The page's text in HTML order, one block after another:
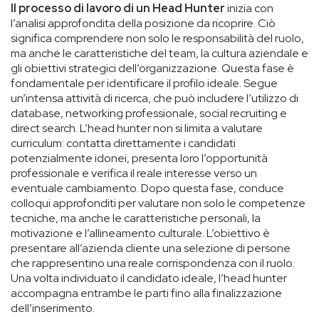
Il processo di lavoro di un Head Hunterinizia con
l’analisi approfondita della posizione da ricoprire. Ciò
significa comprendere non solo le responsabilità del ruolo,
ma anche le caratteristiche del team, la cultura aziendale e
gli obiettivi strategici dell’organizzazione. Questa fase è
fondamentale per identificare il profilo ideale. Segue
un’intensa attività di ricerca, che può includere l’utilizzo di
database, networking professionale, social recruiting e
direct search. L’head hunter non si limita a valutare
curriculum: contatta direttamente i candidati
potenzialmente idonei, presenta loro l’opportunità
professionale e verifica il reale interesse verso un
eventuale cambiamento. Dopo questa fase, conduce
colloqui approfonditi per valutare non solo le competenze
tecniche, ma anche le caratteristiche personali, la
motivazione e l’allineamento culturale. L’obiettivo è
presentare all’azienda cliente una selezione di persone
che rappresentino una reale corrispondenza con il ruolo.
Una volta individuato il candidato ideale, l’head hunter
accompagna entrambe le parti fino alla finalizzazione
dell’inserimento.